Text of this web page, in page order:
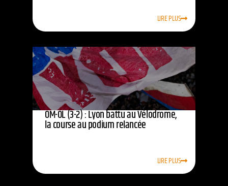
LIRE PLUS
OM-OL (3-2) : Lyon battu au Vélodrome,
la course au podium relancée
LIRE PLUS